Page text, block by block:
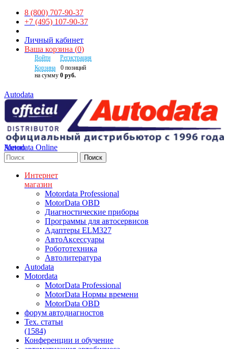
8 (800) 707-90-37
+7 (495) 107-90-37
Личный кабинет
Ваша корзина (0)
Войти
Регистрация
Корзина
0 позиций
на сумму 0 руб.
Autodata
Autodata Online
Меню
Поиск
Интернет
магазин
Motordata Professional
MotorData OBD
Диагностические приборы
Программы для автосервисов
Адаптеры ELM327
АвтоАксессуары
Робототехника
Автолитература
Autodata
Motordata
MotorData Professional
MotorData Нормы времени
MotorData OBD
форум автодиагностов
Тех. статьи
(1584)
Конференции и обучение